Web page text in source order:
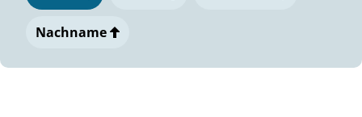
Nachname